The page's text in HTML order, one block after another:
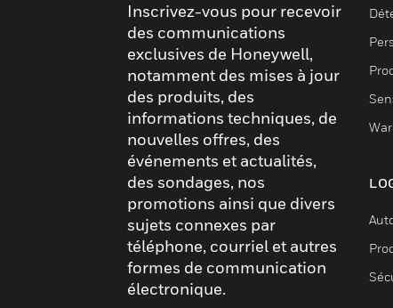
Inscrivez-vous pour recevoir
des communications
exclusives de Honeywell,
notamment des mises à jour
des produits, des
informations techniques, de
nouvelles offres, des
événements et actualités,
des sondages, nos
promotions ainsi que divers
sujets connexes par
téléphone, courriel et autres
formes de communication
électronique.